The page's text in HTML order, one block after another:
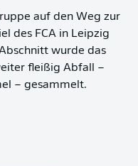
auf den Weg zur
des FCA in Leipzig
wurde das
fleißig Abfall –
– gesammelt.